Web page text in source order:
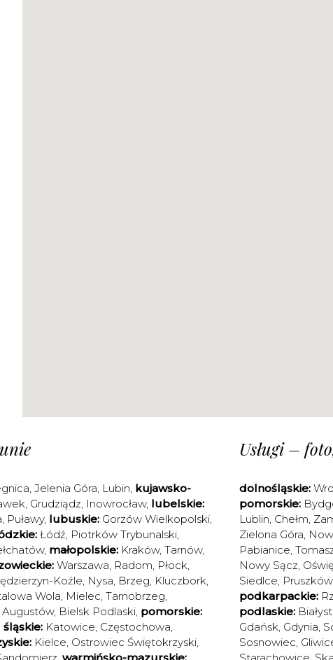
, Jelenia Góra, Lubin, kujawsko-
, Grudziądz, Inowrocław, lubelskie:
, Puławy, lubuskie: Gorzów Wielkopolski,
Łódź, Piotrków Trybunalski,
, małopolskie: Kraków, Tarnów,
Warszawa, Radom, Płock,
Koźle, Nysa, Brzeg, Kluczbork,
Wola, Mielec, Tarnobrzeg,
Augustów, Bielsk Podlaski, pomorskie:
śląskie: Katowice, Częstochowa,
Kielce, Ostrowiec Świętokrzyski,
Usługi –
dolnośląskie:
pomorskie:
Lublin, Chełm,
Zielona Góra,
Pabianice,
Nowy Sącz,
Siedlce, Pruszków,
podkarpackie:
podlaskie:
Gdańsk, Gdynia,
Sosnowiec,